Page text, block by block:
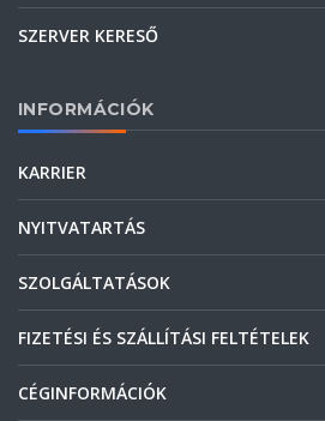
SZERVER KERESŐ
INFORMÁCIÓK
KARRIER
NYITVATARTÁS
SZOLGÁLTATÁSOK
FIZETÉSI ÉS SZÁLLÍTÁSI FELTÉTELEK
CÉGINFORMÁCIÓK